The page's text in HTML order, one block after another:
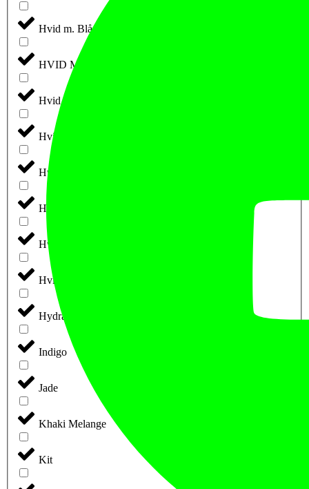
Hvid m. Blå Tryk
HVID M. GULD/GRÅ TRYK
Hvid m. Rød Tryk
Hvid m. Sort Tryk
Hvid/blå
Hvid/Grøn
Hvid/Pink
Hvid/Sort
Hydrate
Indigo
Jade
Khaki Melange
Kit